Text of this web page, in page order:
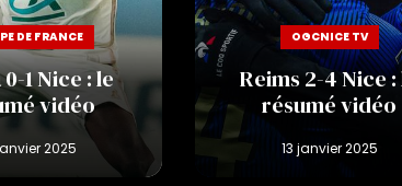
DE FRANCE
1 Nice : le
vidéo
OGCNICE TV
Reims 2-4 Nice :
résumé vidéo